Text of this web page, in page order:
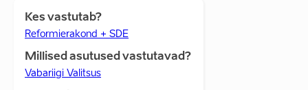
Kes vastutab?
Reformierakond + SDE
Millised asutused vastutavad?
Vabariigi Valitsus